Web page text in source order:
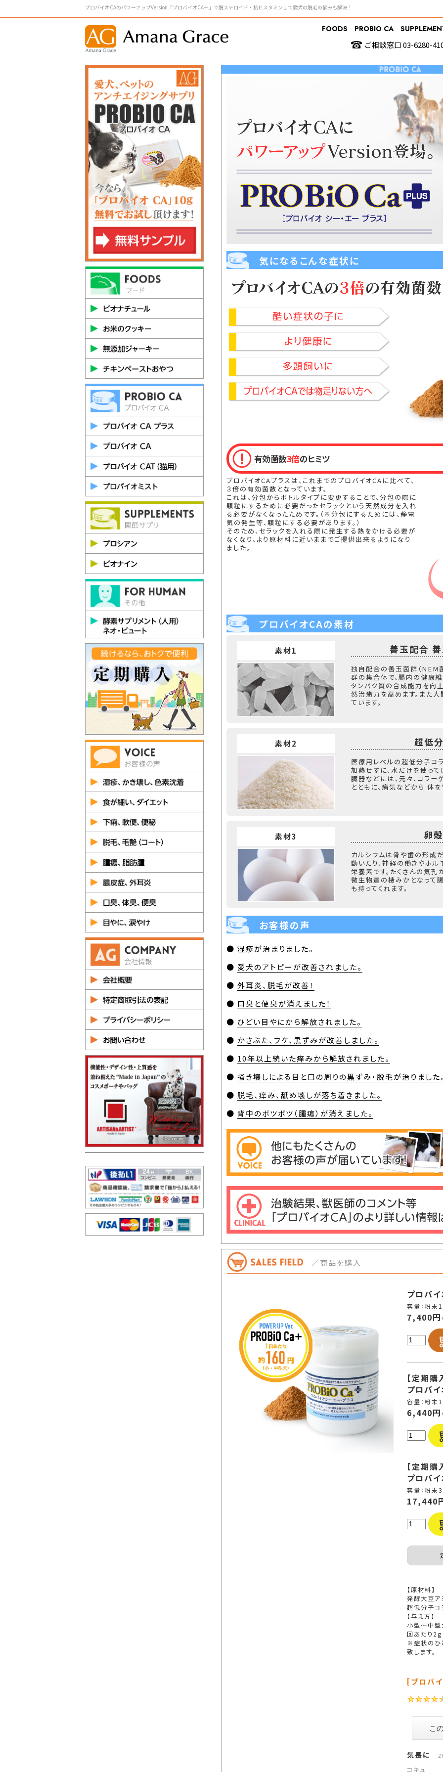
プロバイオCAのパワーアップVersion「プロバイオCA＋」で脱ステロイド・抗ヒスタミンして愛犬の脱毛の悩みも解決！
FOODS PROBIO CA
ご相談窓口 03-6280-
気になるこんな症状に
有効菌数3倍のヒミツ
プロバイオCAプラスは、これまでのプロバイオCAに比べて、
３倍の有効菌数となっています。
これは、分包からボトルタイプに変更することで、分包の際に
顆粒にするために必要だったセラックという天然成分を入れ
る必要がなくなったためです。（※分包にするためには、静電
気の発生等、顆粒にする必要があります。）
そのため、セラックを入れる際に発生する熱をかける必要が
なくなり、より原材料に近いままでご提供出来るようになり
ました。
プロバイオCAの素材
素材1 善玉配合 善
独自配合の善玉菌群（NEM
群の集合体で、腸内の健康
タンパク質の合成能力を向
然治癒力を高めます。また
ています。
素材2 超低
医療用レベルの超低分子コ
加熱せずに、水だけを使って
臓器などには、元々、コラー
とともに、病気などから 体を
素材3 卵
カルシウムは骨や歯の形成
動いたり、神経の働きやホ
栄養素です。たくさんの気
微生物達の棲みかとなって
も持ってくれます。
お客様の声
● 湿疹が治まりました。
● 愛犬のアトピーが改善されました。
● 外耳炎、脱毛が改善！
● 口臭と便臭が消えました！
● ひどい目やにから解放されました。
● かさぶた、フケ、黒ずみが改善しました。
● 10年以上続いた痒みから解放されました。
● 掻き壊しによる目と口の周りの黒ずみ・脱毛が治りました
● 脱毛、痒み、舐め壊しが落ち着きました。
● 背中のボツボツ（腫瘍）が消えました。
／商品を購入
プロバ
容量：粉末
7,400円
【定期購
プロバ
容量：粉末
6,440円
【定期購
プロバ
容量：粉末
17,440
【原材料】
発酵大豆ア
超低分子コ
【与え方】
小型～中型
回あたり2g
※症状のひ
致します。
[プロバ
気長に
コキュ